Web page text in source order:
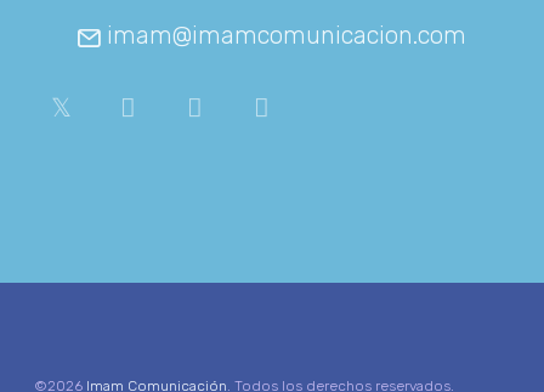
imam@imamcomunicacion.com
©2026 Imam Comunicación. Todos los derechos reservados.